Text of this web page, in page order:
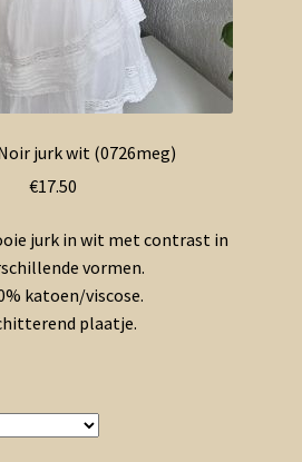
jurk wit (0726meg)
€17.50
jurk in wit met contrast in
vormen.
katoen/viscose.
plaatje.